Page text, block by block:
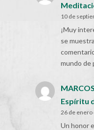
10 de
¡Muy
se
mundo de
Espíritu
26 de enero
Un honor